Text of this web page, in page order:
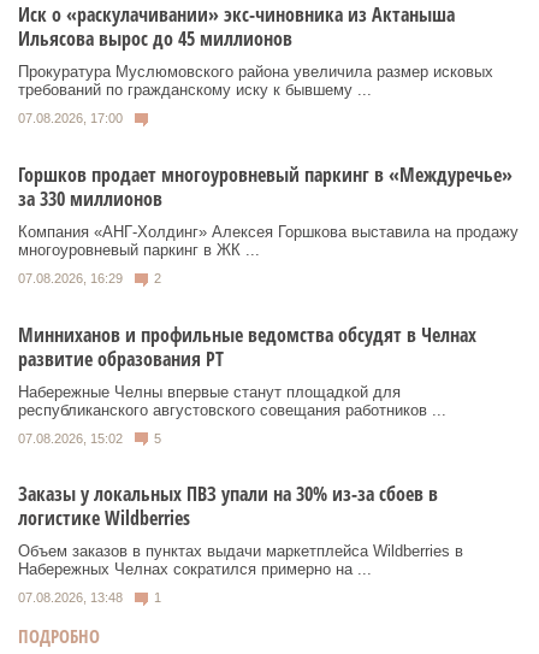
Иск о «раскулачивании» экс-чиновника из Актаныша
Ильясова вырос до 45 миллионов
Прокуратура Муслюмовского района увеличила размер исковых
требований по гражданскому иску к бывшему ...
07.08.2026, 17:00
Горшков продает многоуровневый паркинг в «Междуречье»
за 330 миллионов
Компания «АНГ-Холдинг» Алексея Горшкова выставила на продажу
многоуровневый паркинг в ЖК ...
07.08.2026, 16:29 2
Минниханов и профильные ведомства обсудят в Челнах
развитие образования РТ
Набережные Челны впервые станут площадкой для
республиканского августовского совещания работников ...
07.08.2026, 15:02 5
Заказы у локальных ПВЗ упали на 30% из-за сбоев в
логистике Wildberries
Объем заказов в пунктах выдачи маркетплейса Wildberries в
Набережных Челнах сократился примерно на ...
07.08.2026, 13:48 1
ПОДРОБНО